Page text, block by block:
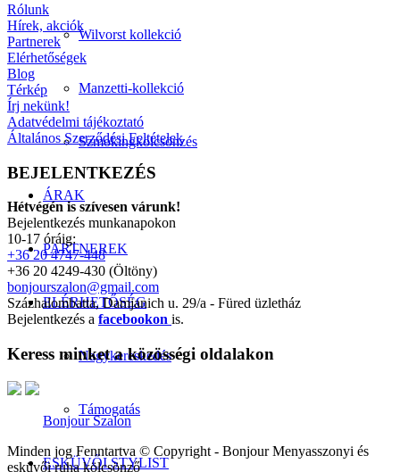
Wilvorst kollekció
Manzetti-kollekció
Szmokingkölcsönzés
ÁRAK
PARTNEREK
ELÉRHETŐSÉG
Nagykereskedés
Támogatás
ESKÜVŐI STYLIST
Rólunk
Hírek, akciók
Partnerek
Elérhetőségek
Blog
Térkép
Írj nekünk!
Adatvédelmi tájékoztató
Általános Szerződési Feltételek
BEJELENTKEZÉS
Hétvégén is szívesen várunk!
Bejelentkezés munkanapokon
10-17 óráig:
+36 20 4747-448
+36 20 4249-430 (Öltöny)
bonjourszalon@gmail.com
Százhalombatta, Damjanich u. 29/a - Füred üzletház
Bejelentkezés a facebookon is.
Keress minket a közösségi oldalakon
Bonjour Szalon
Minden jog Fenntartva © Copyright - Bonjour Menyasszonyi és
esküvői ruha kölcsönző